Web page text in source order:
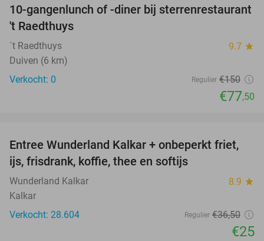
48%
NEW
TODAY
10-gangenlunch of -diner bij sterrenrestaurant
't Raedthuys
´t Raedthuys 9.7 star
Duiven (6 km)
Verkocht: 0
Regulier €150
€77,50
32%
Entree Wunderland Kalkar + onbeperkt friet,
ijs, frisdrank, koffie, thee en softijs
Wunderland Kalkar 8.9 star
Kalkar
Verkocht: 28.604
Regulier €36,50
€25